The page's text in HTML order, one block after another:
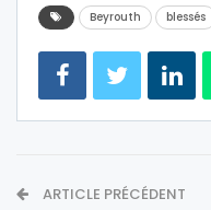
Beyrouth blessés
ARTICLE PRÉCÉDENT